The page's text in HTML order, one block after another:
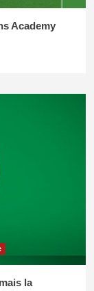
Academy
la